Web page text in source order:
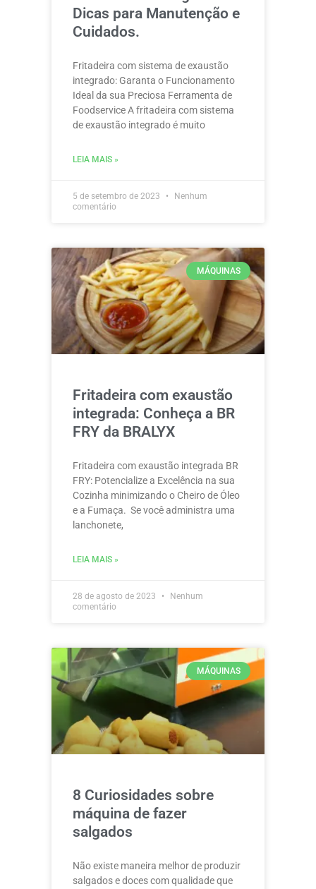
Dicas para Manutenção e
Cuidados.
Fritadeira com sistema de exaustão
integrado: Garanta o Funcionamento
Ideal da sua Preciosa Ferramenta de
Foodservice A fritadeira com sistema
de exaustão integrado é muito
LEIA MAIS »
5 de setembro de 2023
Nenhum
comentário
MÁQUINAS
Fritadeira com exaustão
integrada: Conheça a BR
FRY da BRALYX
Fritadeira com exaustão integrada BR
FRY: Potencialize a Excelência na sua
Cozinha minimizando o Cheiro de Óleo
e a Fumaça. Se você administra uma
lanchonete,
LEIA MAIS »
28 de agosto de 2023
Nenhum
comentário
MÁQUINAS
8 Curiosidades sobre
máquina de fazer
salgados
Não existe maneira melhor de produzir
salgados e doces com qualidade que